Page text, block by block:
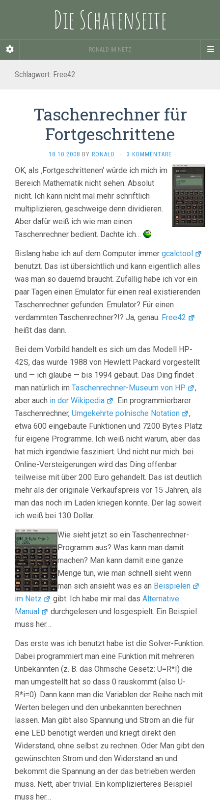
Die Schatenseite
RONALD IM NETZ
Schlagwort: Free42
Taschenrechner für
Fortgeschrittene
18.10.2008 BY RONALD · 3 KOMMENTARE
OK, als ‚Fortgeschrittenen‘ würde ich mich im
Bereich Mathematik nicht sehen. Absolut
nicht. Ich kann nicht mal mehr schriftlich
multiplizieren, geschweige denn dividieren.
Aber dafür weiß ich wie man einen
Taschenrechner bedient. Dachte ich…
Bislang habe ich auf dem Computer immer gcalctool
benutzt. Das ist übersichtlich und kann eigentlich alles
was man so dauernd braucht. Zufällig habe ich vor ein
paar Tagen einen Emulator für einen real existierenden
Taschenrechner gefunden. Emulator? Für einen
verdammten Taschenrechner?!? Ja, genau. Free42
heißt das dann.
Bei dem Vorbild handelt es sich um das Modell HP-
42S, das wurde 1988 von Hewlett Packard vorgestellt
und — ich glaube — bis 1994 gebaut. Das Ding findet
man natürlich im Taschenrechner-Museum von HP
,
aber auch in der Wikipedia
. Ein programmierbarer
Taschenrechner, Umgekehrte polnische Notation
,
etwa 600 eingebaute Funktionen und 7200 Bytes Platz
für eigene Programme. Ich weiß nicht warum, aber das
hat mich irgendwie fasziniert. Und nicht nur mich: bei
Online-Versteigerungen wird das Ding offenbar
teilweise mit über 200 Euro gehandelt. Das ist deutlich
mehr als der originale Verkaufspreis vor 15 Jahren, als
man das noch im Laden kriegen konnte. Der lag soweit
ich weiß bei 130 Dollar.
Wie sieht jetzt so ein Taschenrechner-
Programm aus? Was kann man damit
machen? Man kann damit eine ganze
Menge tun, wie man schnell sieht wenn
man sich ansieht was es an Beispielen
im Netz
gibt. Ich habe mir mal dasAlternative
Manual
durchgelesen und losgespielt. Ein Beispiel
muss her…
Das erste was ich benutzt habe ist die Solver-Funktion.
Dabei programmiert man eine Funktion mit mehreren
Unbekannten (z. B. das Ohmsche Gesetz: U=R*I) die
man umgestellt hat so dass 0 rauskommt (also U-
R*i=0). Dann kann man die Variablen der Reihe nach mit
Werten belegen und den unbekannten berechnen
lassen. Man gibt also Spannung und Strom an die für
eine LED benötigt werden und kriegt direkt den
Widerstand, ohne selbst zu rechnen. Oder Man gibt den
gewünschten Strom und den Widerstand an und
bekommt die Spannung an der das betrieben werden
muss. Nett, aber trivial. Ein komplizierteres Beispiel
muss her…